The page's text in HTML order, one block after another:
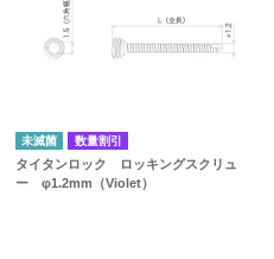
未滅菌 数量割引
タイタンロック ロッキングスクリュ
ー φ1.2mm（Violet）